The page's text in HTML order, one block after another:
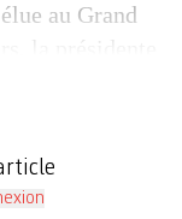
au Grand